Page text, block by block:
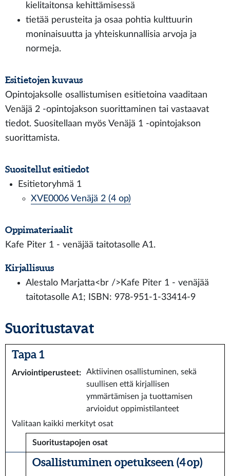
kielitaitonsa kehittämisessä
tietää perusteita ja osaa pohtia kulttuurin
moninaisuutta ja yhteiskunnallisia arvoja ja
normeja.
Esitietojen kuvaus
Opintojaksolle osallistumisen esitietoina vaaditaan
Venäjä 2 -opintojakson suorittaminen tai vastaavat
tiedot. Suositellaan myös Venäjä 1 -opintojakson
suorittamista.
Suositellut esitiedot
Esitietoryhmä 1
XVE0006 Venäjä 2 (4 op)
Oppimateriaalit
Kafe Piter 1 - venäjää taitotasolle A1.
Kirjallisuus
Alestalo Marjatta<br />Kafe Piter 1 - venäjää
taitotasolle A1; ISBN: 978-951-1-33414-9
Suoritustavat
Tapa 1
Arviointiperusteet:
Aktiivinen osallistuminen, sekä
suullisen että kirjallisen
ymmärtämisen ja tuottamisen
arvioidut oppimistilanteet
Valitaan kaikki merkityt osat
Suoritustapojen osat
Osallistuminen opetukseen (4 op)